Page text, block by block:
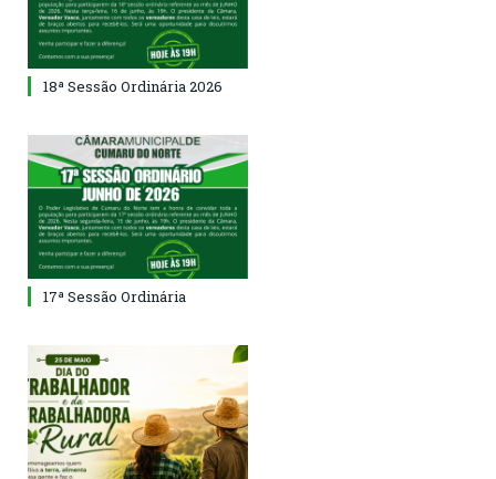
18ª Sessão Ordinária 2026
17ª Sessão Ordinária